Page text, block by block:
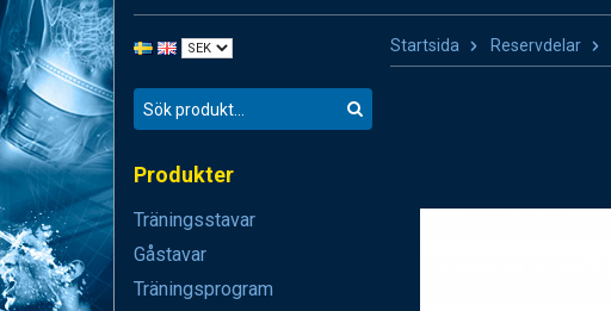
Produkter
Träningsstavar
Gåstavar
Träningsprogram
Startsida Reservdelar